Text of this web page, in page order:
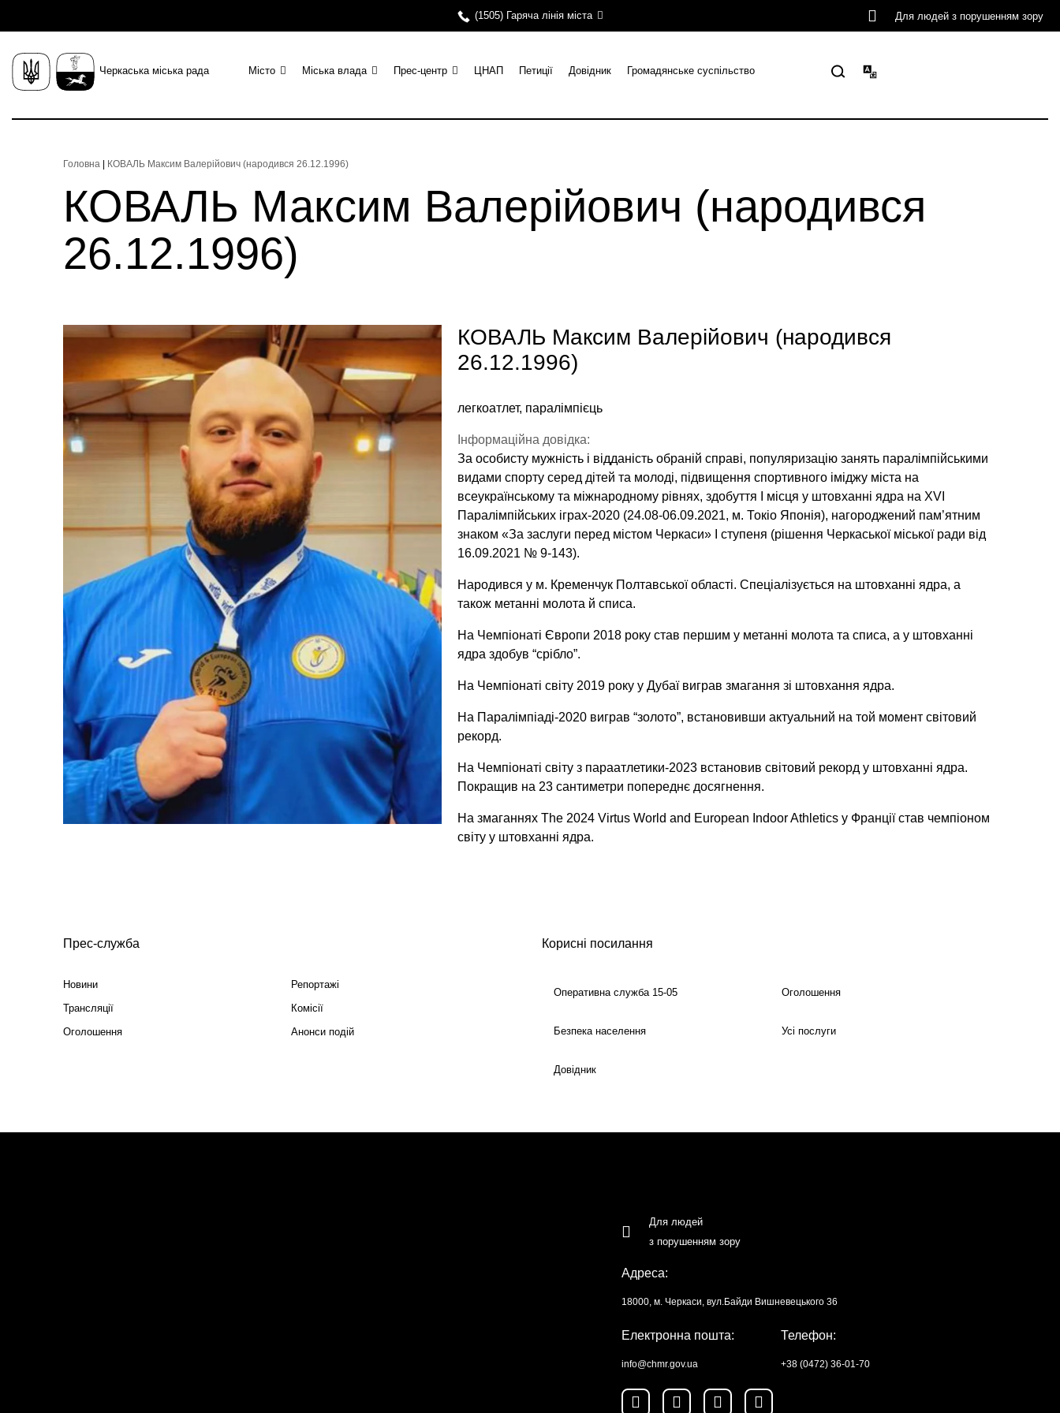
(1505) Гаряча лінія міста Для людей з порушенням зору
Черкаська міська рада Місто Міська влада Прес-центр ЦНАП Петиції Довідник Громадянське суспільство
Головна КОВАЛЬ Максим Валерійович (народився 26.12.1996)
КОВАЛЬ Максим Валерійович (народився
26.12.1996)
КОВАЛЬ Максим Валерійович (народився
26.12.1996)
легкоатлет, паралімпієць
Інформаційна довідка:
За особисту мужність і відданість обраній справі, популяризацію занять паралімпійськими
видами спорту серед дітей та молоді, підвищення спортивного іміджу міста на
всеукраїнському та міжнародному рівнях, здобуття І місця у штовханні ядра на ХVІ
Паралімпійських іграх-2020 (24.08-06.09.2021, м. Токіо Японія), нагороджений пам’ятним
знаком «За заслуги перед містом Черкаси» І ступеня (рішення Черкаської міської ради від
16.09.2021 № 9-143).
Народився у м. Кременчук Полтавської області. Спеціалізується на штовханні ядра, а
також метанні молота й списа.
На Чемпіонаті Європи 2018 року став першим у метанні молота та списа, а у штовханні
ядра здобув “срібло”.
На Чемпіонаті світу 2019 року у Дубаї виграв змагання зі штовхання ядра.
На Паралімпіаді-2020 виграв “золото”, встановивши актуальний на той момент світовий
рекорд.
На Чемпіонаті світу з параатлетики-2023 встановив світовий рекорд у штовханні ядра.
Покращив на 23 сантиметри попереднє досягнення.
На змаганнях The 2024 Virtus World and European Indoor Athletics у Франції став чемпіоном
світу у штовханні ядра.
Прес-служба
Новини
Репортажі
Трансляції
Комісії
Оголошення
Анонси подій
Корисні посилання
Оперативна служба 15-05 Оголошення
Безпека населення Усі послуги
Довідник
Для людей
з порушенням зору
Адреса:
18000, м. Черкаси, вул.Байди Вишневецького 36
Електронна пошта:
info@chmr.gov.ua
Телефон:
+38 (0472) 36-01-70